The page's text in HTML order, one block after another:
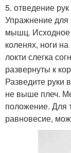
5. отведение
Упражнение для
мышц. Исходное
коленях, ноги
локти слегка
развернуты к
Разведите руки
не выше плеч.
положение. Для
равновесие,